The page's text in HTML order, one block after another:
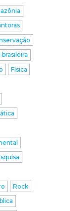
Física
Rock